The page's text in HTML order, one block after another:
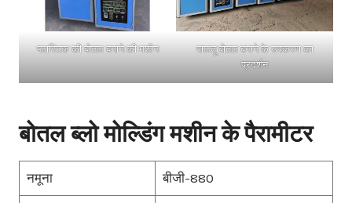
प्लास्टिक की बोतल बनाने की मशीन
पालतू बोतल बनाने के उपकरण का
प्रदर्शन
बोतल ब्लो मोल्डिंग मशीन के पैरामीटर
नमूना बीजी-880